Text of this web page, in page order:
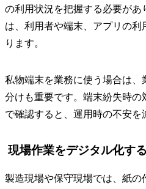
の利用状況を把握する必要が
は、利用者や端末、アプリの
ります。
私物端末を業務に使う場合は、
分けも重要です。端末紛失時の
で確認すると、運用時の不安を
現場作業をデジタル化する
製造現場や保守現場では、紙の